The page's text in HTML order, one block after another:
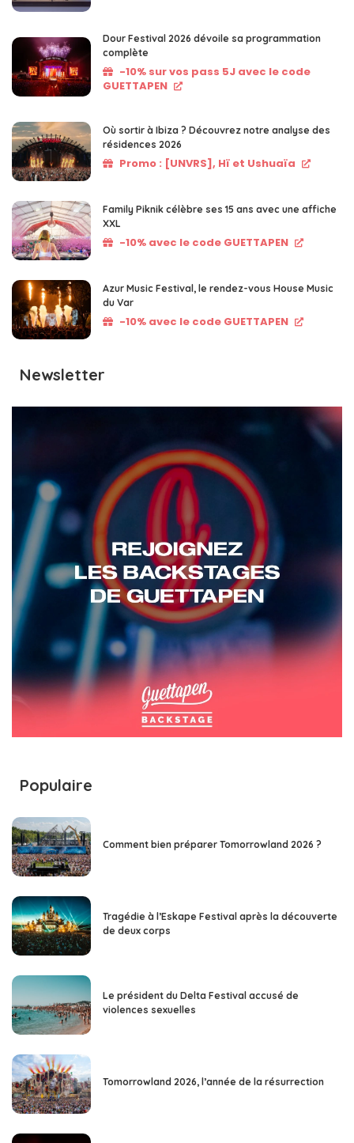
Dour Festival 2026 dévoile sa programmation
complète
-10% sur vos pass 5J avec le code
GUETTAPEN
Où sortir à Ibiza ? Découvrez notre analyse des
résidences 2026
Promo : [UNVRS], Hï et Ushuaïa
Family Piknik célèbre ses 15 ans avec une affiche
XXL
-10% avec le code GUETTAPEN
Azur Music Festival, le rendez-vous House Music
du Var
-10% avec le code GUETTAPEN
Newsletter
Populaire
Comment bien préparer Tomorrowland 2026 ?
Tragédie à l’Eskape Festival après la découverte
de deux corps
Le président du Delta Festival accusé de
violences sexuelles
Tomorrowland 2026, l’année de la résurrection